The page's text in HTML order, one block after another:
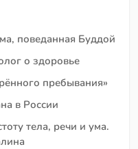
поведанная Буддой
о здоровье
пребывания»
в России
тела, речи и ума.